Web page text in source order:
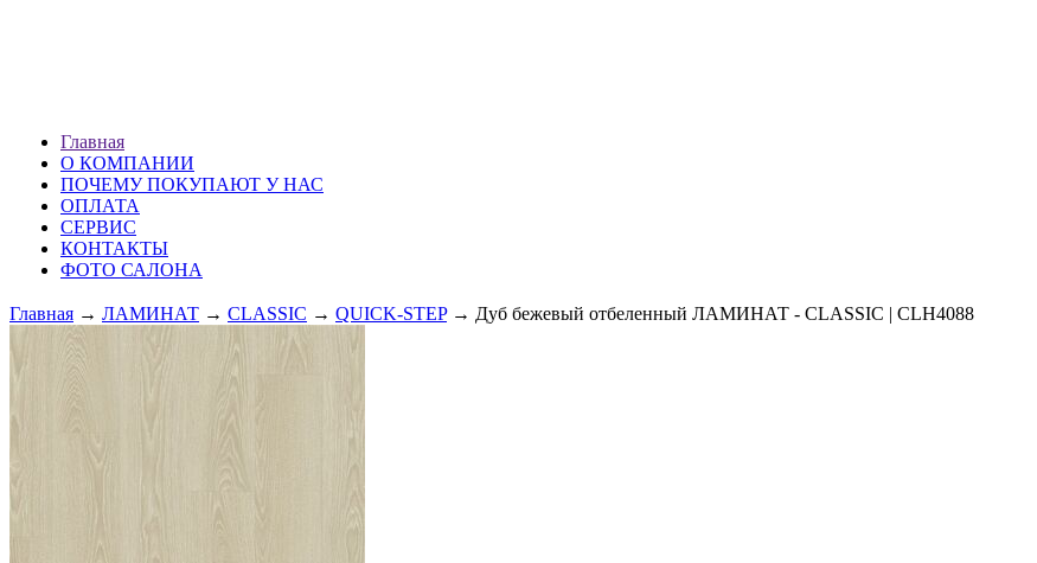
Главная
О КОМПАНИИ
ПОЧЕМУ ПОКУПАЮТ У НАС
ОПЛАТА
СЕРВИС
КОНТАКТЫ
ФОТО САЛОНА
Главная → ЛАМИНАТ → CLASSIC → QUICK-STEP→ Дуб бежевый отбеленный ЛАМИНАТ - CLASSIC | CLH4088